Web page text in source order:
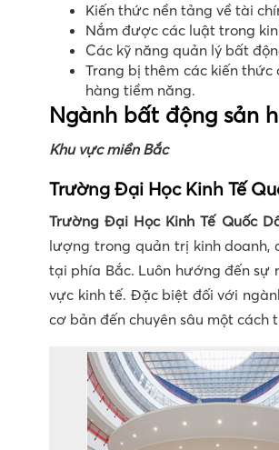
Kiến thức nền tảng về tài
Nắm được các luật trong
Các kỹ năng quản lý bất
Trang bị thêm các kiến
hàng tiềm năng.
Ngành bất động sản
Khu vực miền Bắc
Trường Đại Học Kinh Tế
Trường Đại Học Kinh Tế Quốc
lượng trong quản trị kinh
tại phía Bắc. Luôn hướng đến
vực kinh tế. Đặc biệt đối với
cơ bản đến chuyên sâu một cách